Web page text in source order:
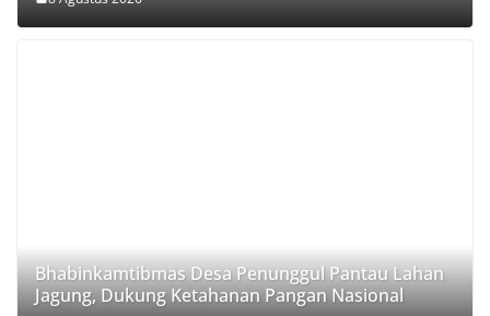
Bhabinkamtibmas Desa Penunggul Pantau Lahan
Jagung, Dukung Ketahanan Pangan Nasional